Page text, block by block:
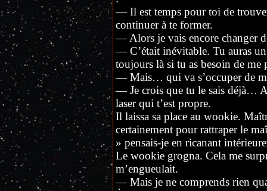
— Il est temps pour toi de
continuer à te former.
— Alors je vais encore changer
— C’était inévitable. Tu auras un
toujours là si tu as besoin de me
— Mais… qui va s’occuper de
— Je crois que tu le sais déjà…
laser qui t’est propre.
Il laissa sa place au wookie.
certainement pour rattraper le
» pensais-je en ricanant
Le wookie grogna. Cela me
m’engueulait.
— Mais je ne comprends rien